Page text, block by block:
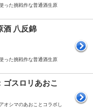
った挑戦作な普通酒生原
酒 八反錦
った挑戦作な普通酒生原
ゴスロリあおこ
オシマのあおことコラボし